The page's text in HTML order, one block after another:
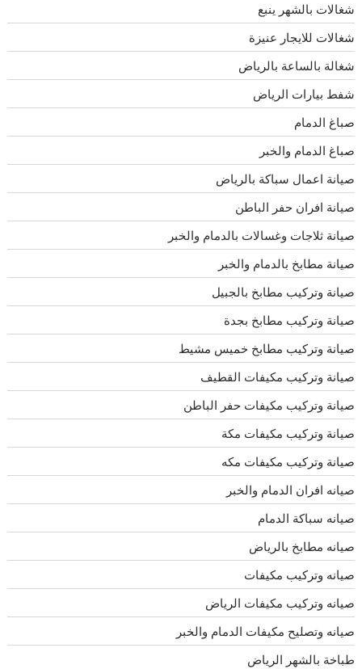
شغالات بالشهر ينبع
شغالات للايجار عنيزة
شغالة بالساعة بالرياض
شفط بيارات الرياض
صباغ الدمام
صباغ الدمام والخبر
صيانة اعمال سباكة بالرياض
صيانة افران حفر الباطن
صيانة ثلاجات وغسالات بالدمام والخبر
صيانة مطابخ بالدمام والخبر
صيانة وتركيب مطابخ بالجبيل
صيانة وتركيب مطابخ بجدة
صيانة وتركيب مطابخ خميس مشيط
صيانة وتركيب مكيفات القطيف
صيانة وتركيب مكيفات حفر الباطن
صيانة وتركيب مكيفات مكة
صيانة وتركيب مكيفات مكه
صيانه افران الدمام والخبر
صيانه سباكة الدمام
صيانه مطابخ بالرياض
صيانه وتركيب مكيفات
صيانه وتركيب مكيفات الرياض
صيانه وتصليح مكيفات الدمام والخبر
طباخة بالشهر الرياض